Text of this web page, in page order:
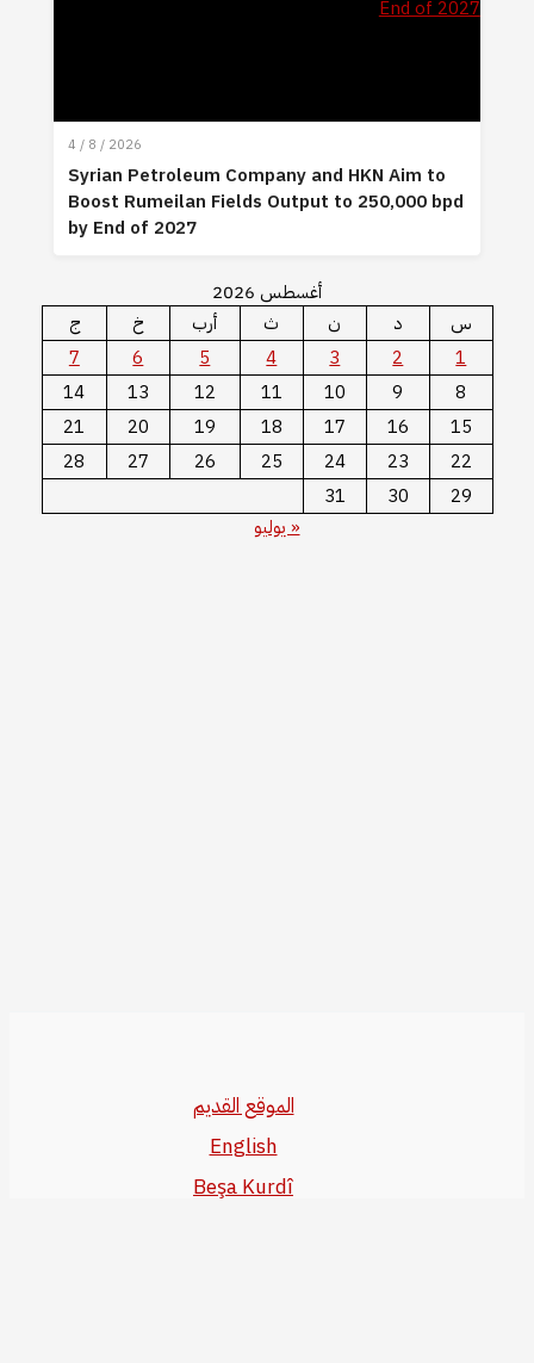
4 / 8 / 2026
Syrian Petroleum Company and HKN Aim to
Boost Rumeilan Fields Output to 250,000 bpd
by End of 2027
أغسطس 2026
س
د ن ث أرب خ
ج
1
2
3
4
5
6
7
8
9
10
11
12
13
14
15
16
17
18
19
20
21
22
23
24
25
26
27
28
29
30
31
« يوليو
الموقع القديم
English
Beşa Kurdî